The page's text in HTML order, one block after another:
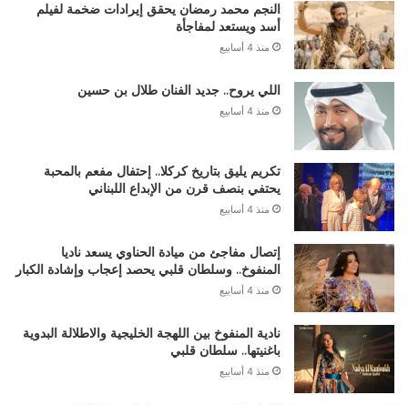
النجم محمد رمضان يحقق إيرادات ضخمة لفيلم
أسد ويستعد لمفاجأة
منذ 4 أسابيع
اللي يروح.. جديد الفنان طلال بن حسين
منذ 4 أسابيع
تكريم يليق بتاريخ كركلا.. إحتفال مفعم بالمحبة
يحتفي بنصف قرن من الإبداع اللبناني
منذ 4 أسابيع
إتصال مفاجئ من ميادة الحناوي يسعد ناديا
المنفوخ.. وسلطان قلبي يحصد إعجاب وإشادة الكبار
منذ 4 أسابيع
نادية المنفوخ بين اللهجة الخليجية والاطلالة البدوية
باغنيتها.. سلطان قلبي
منذ 4 أسابيع